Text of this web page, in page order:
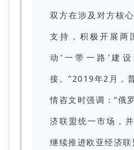
双方在涉及对方核
支持，积极开展两
动‘一带一路’建
接。”2019年2月，
情咨文时强调：“俄
济联盟统一市场，
继续推进欧亚经济联